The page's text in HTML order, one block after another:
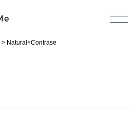
> Natural×Contrase